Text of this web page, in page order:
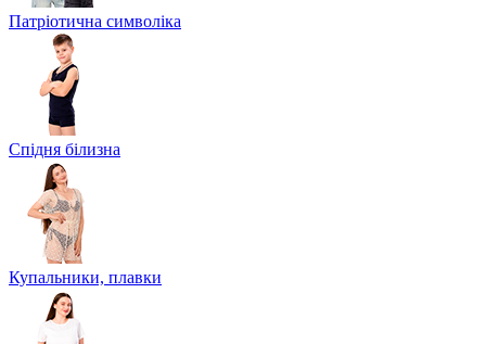
Патріотична символіка
Спідня білизна
Купальники, плавки